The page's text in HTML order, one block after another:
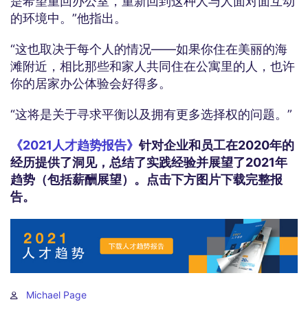
的环境中。”他指出。
“这也取决于每个人的情况——如果你住在美丽的海
滩附近，相比那些和家人共同住在公寓里的人，也许
你的居家办公体验会好得多。
“这将是关于寻求平衡以及拥有更多选择权的问题。”
《2021人才趋势报告》针对企业和员工在2020年的
经历提供了洞见，总结了实践经验并展望了2021年
趋势（包括薪酬展望）。点击下方图片下载完整报
告。
Michael Page